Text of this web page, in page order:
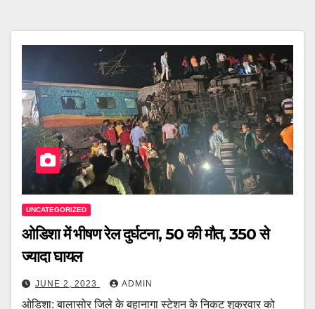
UNCATEGORIZED
ओडिशा में भीषण रेल दुर्घटना, 50 की मौत, 350 से
ज्यादा घायल
JUNE 2, 2023 ADMIN
ओडिशा: बालासोर जिले के बहानागा स्टेशन के निकट शुक्रवार को